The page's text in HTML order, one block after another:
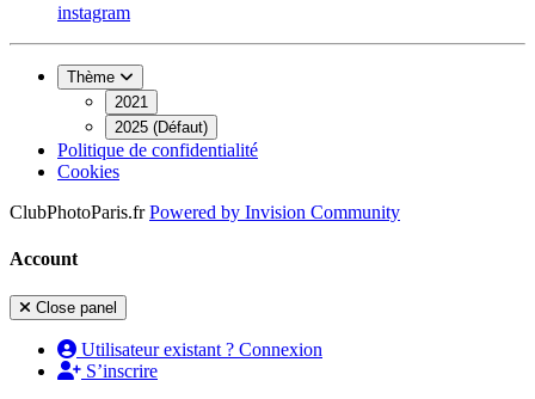
instagram
Thème
2021
2025 (Défaut)
Politique de confidentialité
Cookies
ClubPhotoParis.fr Powered by Invision Community
Account
Close panel
Utilisateur existant ? Connexion
S’inscrire